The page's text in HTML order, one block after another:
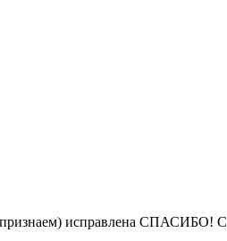
признаем) исправлена СПАСИБО!